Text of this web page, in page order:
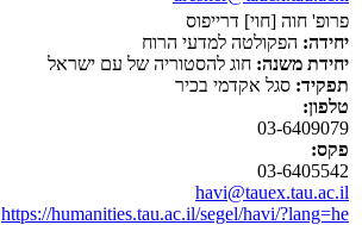
פרופ' חוה [חוי] דרייפוס
יחידה: הפקולטה למדעי הרוח
יחידת משנה: חוג להסטוריה של עם ישראל
תפקיד: סגל אקדמי בכיר
טלפון:
03-6409079
פקס:
03-6405542
havi@tauex.tau.ac.il
https://humanities.tau.ac.il/segel/havi/?lang=he